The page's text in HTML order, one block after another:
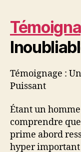
Témoignage :
Puissant
Étant un
comprendre
prime abord
hyper important